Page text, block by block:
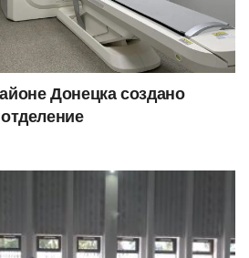
Донецка создано